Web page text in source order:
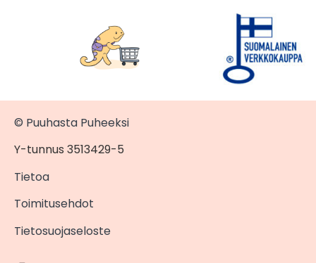
© Puuhasta Puheeksi
Y-tunnus 3513429-5
Tietoa
Toimitusehdot
Tietosuojaseloste